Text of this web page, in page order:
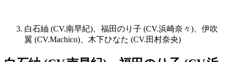
白石紬 (CV.南早紀)、福田のり子 (CV.浜崎奈々)、伊吹
翼 (CV.Machico)、木下ひなた (CV.田村奈央)